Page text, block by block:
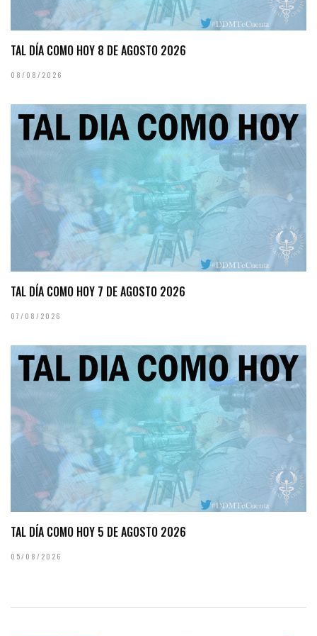
TAL DÍA COMO HOY 8 DE AGOSTO 2026
08/08/2026
TAL DÍA COMO HOY 7 DE AGOSTO 2026
07/08/2026
TAL DÍA COMO HOY 5 DE AGOSTO 2026
05/08/2026